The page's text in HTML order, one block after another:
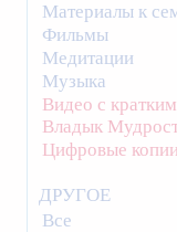
Материалы к
Фильмы
Медитации
Музыка
Видео с
Владык
Цифровые
ДРУГОЕ
Все